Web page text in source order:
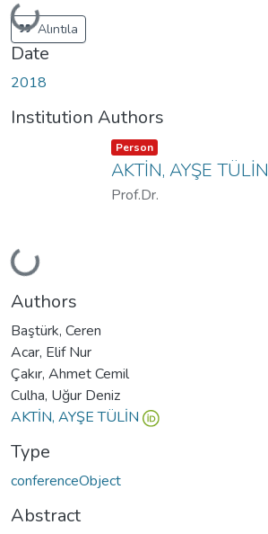
Loading...
Alıntıla
Date
2018
Institution Authors
Loading...
Item type:
Person ,
AKTİN, AYŞE TÜLİN
Prof.Dr.
Authors
Baştürk, Ceren
Acar, Elif Nur
Çakır, Ahmet Cemil
Culha, Uğur Deniz
AKTİN, AYŞE TÜLİN
Type
conferenceObject
Abstract